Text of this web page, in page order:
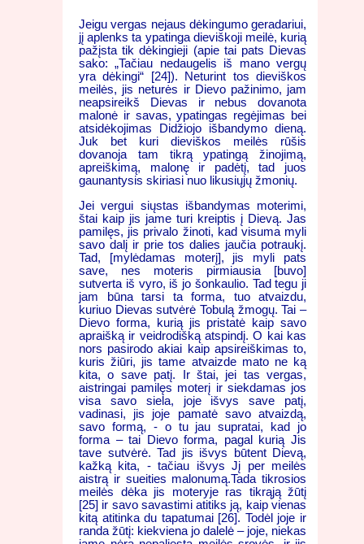
Jeigu vergas nejaus dėkingumo geradariui,
jį aplenks ta ypatinga dieviškoji meilė, kurią
pažįsta tik dėkingieji (apie tai pats Dievas
sako: „Tačiau nedaugelis iš mano vergų
yra dėkingi“ [24]). Neturint tos dieviškos
meilės, jis neturės ir Dievo pažinimo, jam
neapsireikš Dievas ir nebus dovanota
malonė ir savas, ypatingas regėjimas bei
atsidėkojimas Didžiojo išbandymo dieną.
Juk bet kuri dieviškos meilės rūšis
dovanoja tam tikrą ypatingą žinojimą,
apreiškimą, malonę ir padėtį, tad juos
gaunantysis skiriasi nuo likusiųjų žmonių.
Jei vergui siųstas išbandymas moterimi,
štai kaip jis jame turi kreiptis į Dievą. Jas
pamilęs, jis privalo žinoti, kad visuma myli
savo dalį ir prie tos dalies jaučia potraukį.
Tad, [mylėdamas moterį], jis myli pats
save, nes moteris pirmiausia [buvo]
sutverta iš vyro, iš jo šonkaulio. Tad tegu ji
jam būna tarsi ta forma, tuo atvaizdu,
kuriuo Dievas sutvėrė Tobulą žmogų. Tai –
Dievo forma, kurią jis pristatė kaip savo
apraišką ir veidrodišką atspindį. O kai kas
nors pasirodo akiai kaip apsireiškimas to,
kuris žiūri, jis tame atvaizde mato ne ką
kita, o save patį. Ir štai, jei tas vergas,
aistringai pamilęs moterį ir siekdamas jos
visa savo siela, joje išvys save patį,
vadinasi, jis joje pamatė savo atvaizdą,
savo formą, - o tu jau supratai, kad jo
forma – tai Dievo forma, pagal kurią Jis
tave sutvėrė. Tad jis išvys būtent Dievą,
kažką kita, - tačiau išvys Jį per meilės
aistrą ir sueities malonumą.Tada tikrosios
meilės dėka jis moteryje ras tikrąją žūtį
[25] ir savo savastimi atitiks ją, kaip vienas
kitą atitinka du tapatumai [26]. Todėl joje ir
randa žūtį: kiekviena jo dalelė – joje, niekas